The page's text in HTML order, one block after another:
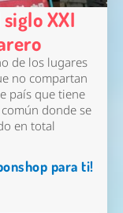
XXI
de los lugares
no compartan
país que tiene
donde se
en total
para ti!